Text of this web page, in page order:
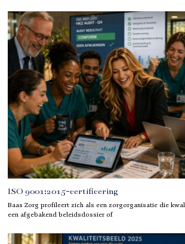
ISO 9001:2015-certificering
Baas Zorg profileert zich als een zorgorganisatie die
een afgebakend beleidsdossier of